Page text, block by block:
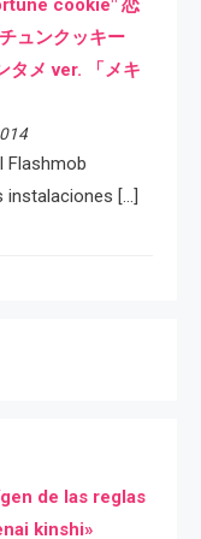
cookie" 恋
ュンクッキー
タメ ver. 「メキ
Flashmob
[…]
de las reglas
kinshi»